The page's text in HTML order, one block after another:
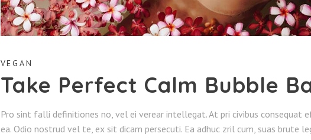
VEGAN
Take Perfect Calm Bubble
Pro sint falli definitiones no, vel ei verear intellegat. At pri civibus consequat
ea. Odio nostrud vel te, ex sit dicam persecuti. Ea adhuc zril cum, suas brute